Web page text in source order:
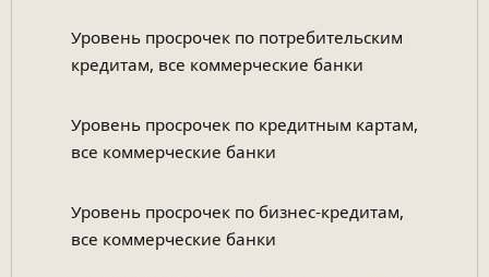
Уровень просрочек по потребительским
кредитам, все коммерческие банки
Уровень просрочек по кредитным картам,
все коммерческие банки
Уровень просрочек по бизнес-кредитам,
все коммерческие банки